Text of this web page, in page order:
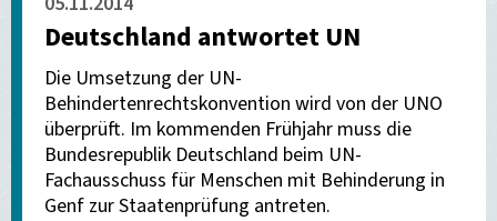
Deutschland antwortet UN
Die Umsetzung der UN-
Behindertenrechtskonvention wird von der UNO
überprüft. Im kommenden Frühjahr muss die
Bundesrepublik Deutschland beim UN-
Fachausschuss für Menschen mit Behinderung in
Genf zur Staatenprüfung antreten.